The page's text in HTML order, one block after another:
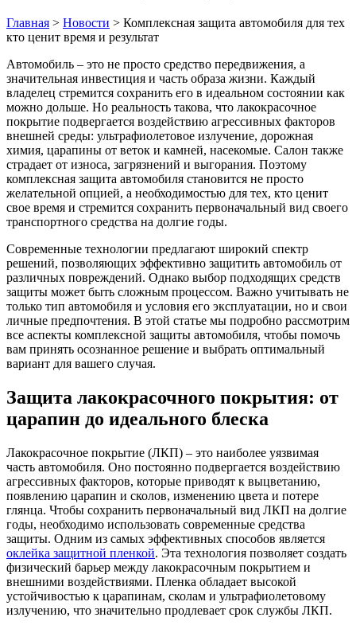
Главная > Новости > Комплексная защита автомобиля для тех
кто ценит время и результат
Автомобиль – это не просто средство передвижения, а
значительная инвестиция и часть образа жизни. Каждый
владелец стремится сохранить его в идеальном состоянии как
можно дольше. Но реальность такова, что лакокрасочное
покрытие подвергается воздействию агрессивных факторов
внешней среды: ультрафиолетовое излучение, дорожная
химия, царапины от веток и камней, насекомые. Салон также
страдает от износа, загрязнений и выгорания. Поэтому
комплексная защита автомобиля становится не просто
желательной опцией, а необходимостью для тех, кто ценит
свое время и стремится сохранить первоначальный вид своего
транспортного средства на долгие годы.
Современные технологии предлагают широкий спектр
решений, позволяющих эффективно защитить автомобиль от
различных повреждений. Однако выбор подходящих средств
защиты может быть сложным процессом. Важно учитывать не
только тип автомобиля и условия его эксплуатации, но и свои
личные предпочтения. В этой статье мы подробно рассмотрим
все аспекты комплексной защиты автомобиля, чтобы помочь
вам принять осознанное решение и выбрать оптимальный
вариант для вашего случая.
Защита лакокрасочного покрытия: от
царапин до идеального блеска
Лакокрасочное покрытие (ЛКП) – это наиболее уязвимая
часть автомобиля. Оно постоянно подвергается воздействию
агрессивных факторов, которые приводят к выцветанию,
появлению царапин и сколов, изменению цвета и потере
глянца. Чтобы сохранить первоначальный вид ЛКП на долгие
годы, необходимо использовать современные средства
защиты. Одним из самых эффективных способов является
оклейка защитной пленкой. Эта технология позволяет создать
физический барьер между лакокрасочным покрытием и
внешними воздействиями. Пленка обладает высокой
устойчивостью к царапинам, сколам и ультрафиолетовому
излучению, что значительно продлевает срок службы ЛКП.